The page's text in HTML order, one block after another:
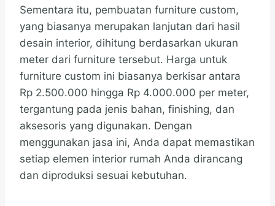
Sementara itu, pembuatan furniture custom,
yang biasanya merupakan lanjutan dari hasil
desain interior, dihitung berdasarkan ukuran
meter dari furniture tersebut. Harga untuk
furniture custom ini biasanya berkisar antara
Rp 2.500.000 hingga Rp 4.000.000 per meter,
tergantung pada jenis bahan, finishing, dan
aksesoris yang digunakan. Dengan
menggunakan jasa ini, Anda dapat memastikan
setiap elemen interior rumah Anda dirancang
dan diproduksi sesuai kebutuhan.